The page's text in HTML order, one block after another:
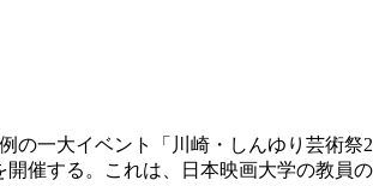
一大イベント「川崎・しんゆり芸術
催する。これは、日本映画大学の教員